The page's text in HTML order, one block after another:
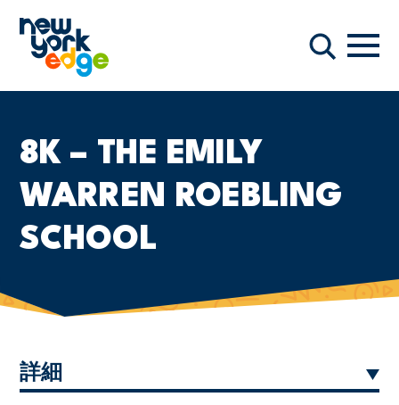
検索
ナ
8K – THE EMILY
WARREN ROEBLING
SCHOOL
詳細